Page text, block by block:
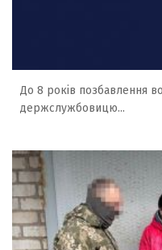
До 8 років позбавлення
держслужбовицю...